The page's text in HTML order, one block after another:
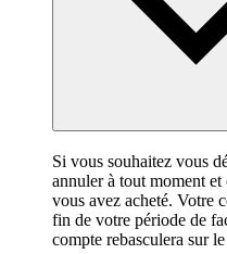
Si vous souhaitez vous
annuler à tout moment
vous avez acheté. Votre
fin de votre période de
compte rebasculera sur